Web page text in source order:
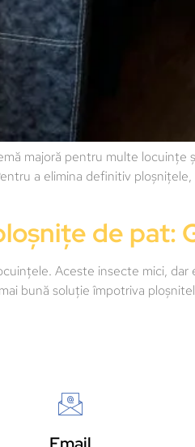
majoră pentru multe locuințe
a elimina definitiv
de pat:
Aceste insecte mici,
bună soluție împotriva